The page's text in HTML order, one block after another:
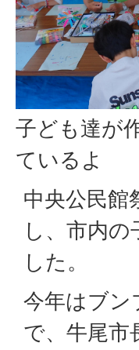
子ども達が
ているよ
中央公民館
し、市内
した。
今年はブン
で、牛尾市